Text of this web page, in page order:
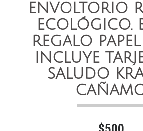
ENVOLTORIO
ECOLÓGICO.
REGALO PAPEL
INCLUYE
SALUDO